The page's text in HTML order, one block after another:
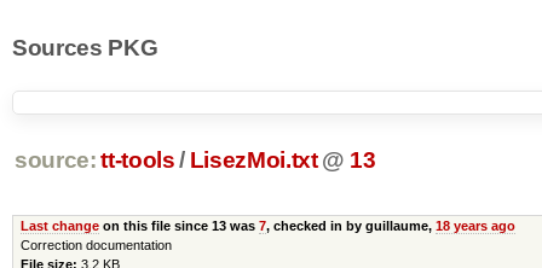
Sources PKG
source: tt-tools / LisezMoi.txt @ 13
Last changeon this file since 13 was 7, checked in by guillaume, 18 years ago
Correction documentation
File size: 3.2 KB